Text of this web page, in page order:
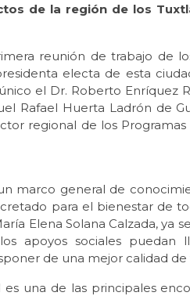
de la región de los
reunión de trabajo de
electa de esta
el Dr. Roberto Enríquez
Rafael Huerta Ladrón de
regional de los Programas
marco general de
para el bienestar de
Elena Solana Calzada, ya
apoyos sociales puedan
de una mejor calidad de
una de las principales